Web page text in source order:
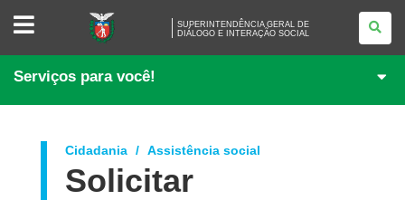
SUPERINTENDÊNCIA
<BR
/>DIÁLOGO
E
SOCIAL
SUPERINTENDÊNCIA GERAL DE
DIÁLOGO E INTERAÇÃO SOCIAL
Serviços para você!
Cidadania Assistência social
Solicitar